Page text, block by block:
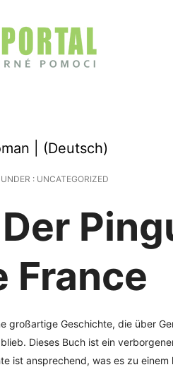
| (Deutsch)
UNDER : UNCATEGORIZED
France
großartige Geschichte, die über
Dieses Buch ist ein
ist ansprechend, was es zu